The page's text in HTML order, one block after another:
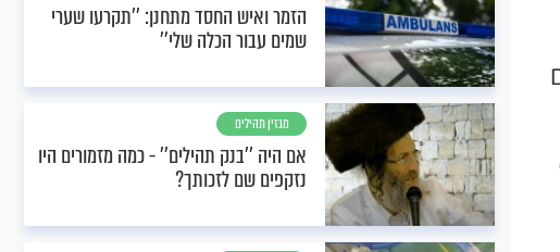
הזמר ואיש החסד מתחנן: ’’תקרעו שערי
שמים עבור הכלה שלי’’
מגזין תהילים
אם היה ’’בנק תהילים’’ - כמה מזמורים היו
נזקפים שם לזכותך?